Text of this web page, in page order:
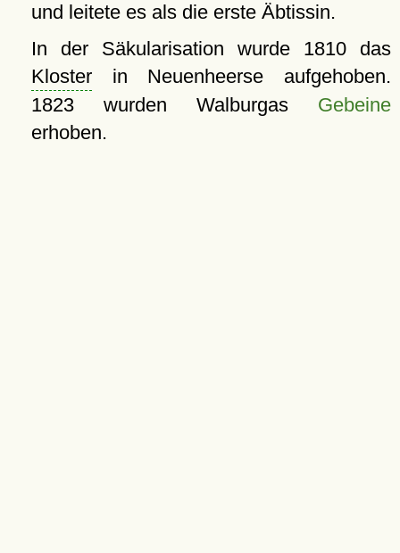
und leitete es als die erste Äbtissin.
In der Säkularisation wurde 1810 das
Klosterin Neuenheerse aufgehoben.
1823 wurden Walburgas Gebeine
erhoben.